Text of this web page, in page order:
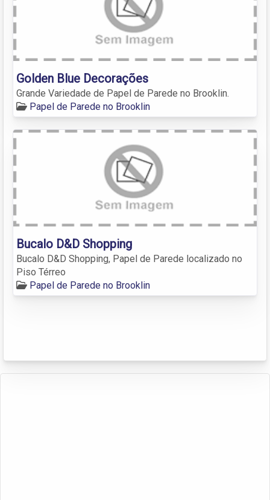
Golden Blue Decorações
Grande Variedade de Papel de Parede no Brooklin.
Papel de Parede no Brooklin
Bucalo D&D Shopping
Bucalo D&D Shopping, Papel de Parede localizado no
Piso Térreo
Papel de Parede no Brooklin